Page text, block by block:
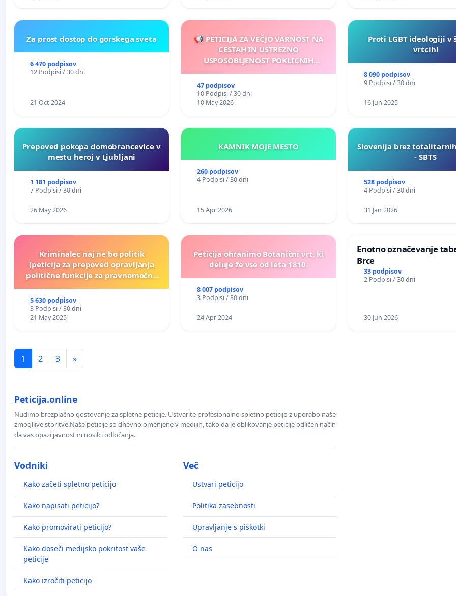
Za prost dostop do gorskega sveta
6 470 podpisov
12 Podpisi / 30 dni
21 Oct 2024
📢 PETICIJA ZA VEČJO VARNOST NA
CESTAH IN USTREZNO
USPOSOBLJENOST POKLICNIH
47 podpisov
10 Podpisi / 30 dni
10 May 2026
Proti LGBT ideologiji v
vrtcih!
8 090 podpisov
9 Podpisi / 30 dni
16 Jun 2025
Prepoved pokopa domobrancevlce v
mestu heroj v Ljubljani
1 181 podpisov
7 Podpisi / 30 dni
26 May 2026
KAMNIK MOJE MESTO
260 podpisov
4 Podpisi / 30 dni
15 Apr 2026
Slovenija brez
- SBTS
528 podpisov
4 Podpisi / 30 dni
31 Jan 2026
Kriminalec naj ne bo politik
(peticija za prepoved opravljanja
politične funkcije za pravnomočno
5 630 podpisov
3 Podpisi / 30 dni
21 May 2025
Peticija ohranimo Botanični vrt, ki
deluje že vse od leta 1810.
8 007 podpisov
3 Podpisi / 30 dni
24 Apr 2024
Enotno označevanje
Brce
33 podpisov
2 Podpisi / 30 dni
30 Jun 2026
1 2 3 »
Peticija.online
Nudimo brezplačno gostovanje za spletne peticije. Ustvarite profesionalno spletno peticijo z uporabo naše
zmogljive storitve.Naše peticije so dnevno omenjene v medijih, tako da je oblikovanje peticije odličen način
da vas opazi javnost in nosilci odločanja.
Vodniki
Kako začeti spletno peticijo
Kako napisati peticijo?
Kako promovirati peticijo?
Kako doseči medijsko pokritost vaše
peticije
Kako izročiti peticijo
Več
Ustvari peticijo
Politika zasebnosti
Upravljanje s piškotki
O nas